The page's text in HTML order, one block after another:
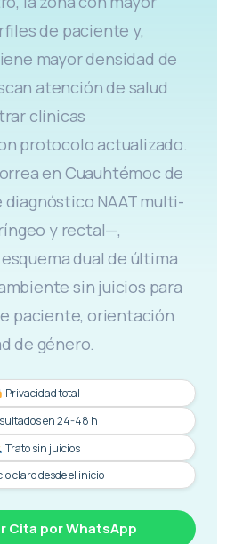
de paciente y,
mayor densidad de
atención de salud
clínicas
protocolo actualizado.
en Cuauhtémoc de
NAAT multi-
y rectal—,
dual de última
sin juicios para
paciente, orientación
de género.
Privacidad total
en 24-48 h
Trato sin juicios
claro desde el inicio
Cita por WhatsApp